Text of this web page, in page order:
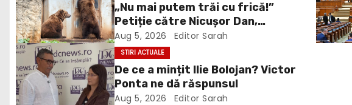
a
v
i
g
„Nu mai putem trăi cu frică!”
Petiție către Nicușor Dan,
Bolojan și Buzoianu după
atacurile urșilor din Covasna
Aug 5, 2026 Editor Sarah
STIRI ACTUALE
De ce a mințit Ilie Bolojan? Victor
Ponta ne dă răspunsul
Aug 5, 2026 Editor Sarah